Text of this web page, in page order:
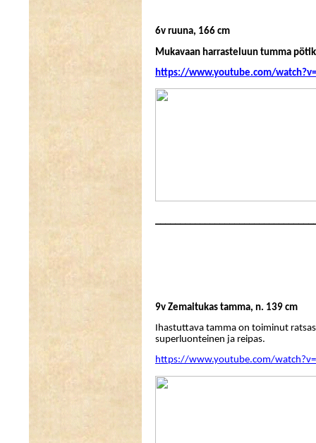
6v ruuna, 166 cm
Mukavaan harrasteluun tumma
https://www.youtube.com/
9v Zemaitukas tamma, n. 139 cm
Ihastuttava tamma on toiminut
superluonteinen ja reipas.
https://www.youtube.com/